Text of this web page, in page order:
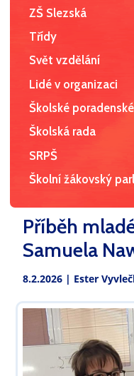
ZŠ Slezská
Třídy
Svět vzdělání
Lidé v organizaci
Školské
Školská rada
SRPŠ
Školní žákovský
Příběh
Samuela
8.2.2026 | Ester